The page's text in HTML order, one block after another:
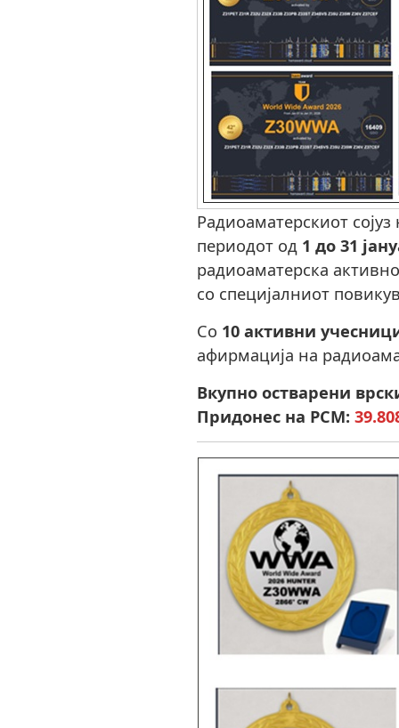
Радиоаматерскиот
периодот од 1 до 31
радиоаматерска
со специјалниот
Со 10 активни
афирмација на
Вкупно остварени
Придонес на РСМ: